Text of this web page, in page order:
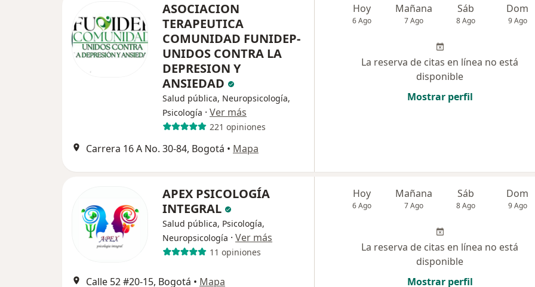
ASOCIACION
TERAPEUTICA
COMUNIDAD FUNIDEP-
UNIDOS CONTRA LA
DEPRESION Y
ANSIEDAD
Salud pública, Neuropsicología,
Psicología · Ver más
221 opiniones
Carrera 16 A No. 30-84, Bogotá • Mapa
Hoy
6 Ago
Mañana
7 Ago
Sáb
8 Ago
Dom
9 Ago
La reserva de citas en línea no está
disponible
Mostrar perfil
APEX PSICOLOGÍA
INTEGRAL
Salud pública, Psicología,
Neuropsicología · Ver más
11 opiniones
Calle 52 #20-15, Bogotá • Mapa
Hoy
6 Ago
Mañana
7 Ago
Sáb
8 Ago
Dom
9 Ago
La reserva de citas en línea no está
disponible
Mostrar perfil